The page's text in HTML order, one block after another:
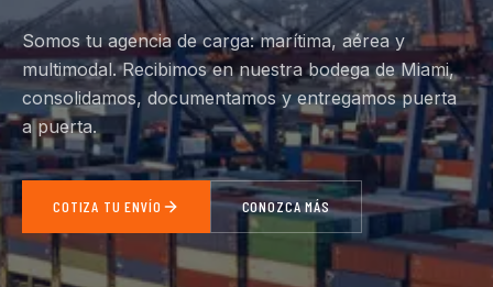
Somos tu agencia de carga: marítima, aérea y
multimodal. Recibimos en nuestra bodega de Miami,
consolidamos, documentamos y entregamos puerta
a puerta.
COTIZA TU ENVÍO CONOZCA MÁS